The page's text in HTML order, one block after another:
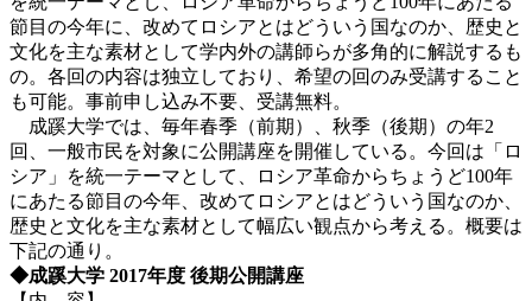
節目の今年に、改めてロシアとはどういう国なのか、歴史と
文化を主な素材として学内外の講師らが多角的に解説するも
の。各回の内容は独立しており、希望の回のみ受講すること
も可能。事前申し込み不要、受講無料。
成蹊大学では、毎年春季（前期）、秋季（後期）の年2
回、一般市民を対象に公開講座を開催している。今回は「ロ
シア」を統一テーマとして、ロシア革命からちょうど100年
にあたる節目の今年、改めてロシアとはどういう国なのか、
歴史と文化を主な素材として幅広い観点から考える。概要は
下記の通り。
◆成蹊大学 2017年度 後期公開講座